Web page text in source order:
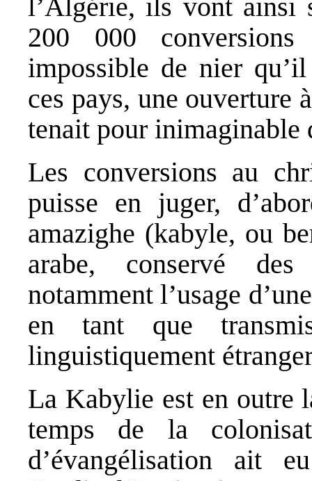
l’Algérie, ils vont ainsi
200 000
impossible de nier
ces pays, une ouverture
tenait pour inimaginable
Les conversions au
puisse en juger,
amazighe (kabyle, ou
arabe, conservé
notamment l’usage
en tant que
linguistiquement
La Kabylie est en outre
temps de la
d’évangélisation ait